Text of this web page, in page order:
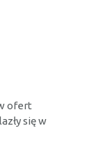
ofert
się w